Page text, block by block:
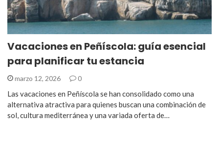
Vacaciones en Peñíscola: guía esencial
para planificar tu estancia
marzo 12, 2026 0
Las vacaciones en Peñíscola se han consolidado como una
alternativa atractiva para quienes buscan una combinación de
sol, cultura mediterránea y una variada oferta de…